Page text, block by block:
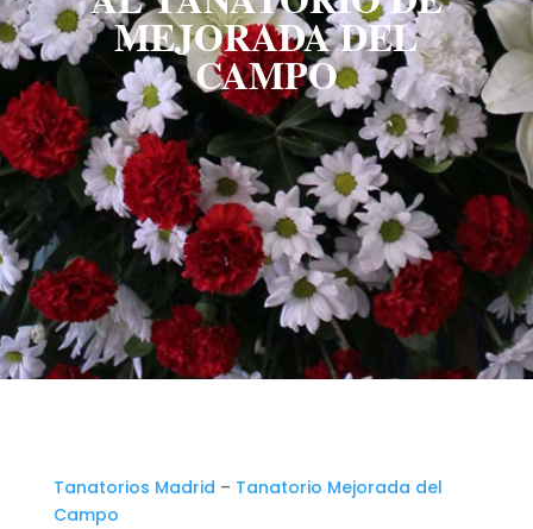
MEJORADA DEL
CAMPO
Tanatorios Madrid – Tanatorio Mejorada del
Campo